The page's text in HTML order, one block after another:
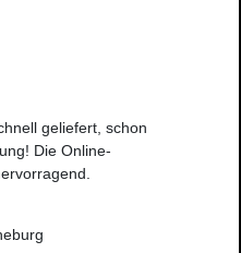
geliefert, schon
Die Online-